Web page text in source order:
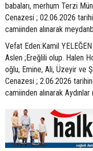
babaları, merhum Terzi
Cenazesi ; 02.06.2026
camiinden alınarak
Vefat Eden:Kamil YELEĞEN
Aslen ;Ereğlili olup. Halen
oğlu, Emine, Ali, Üzeyir ve
Cenazesi ; 2.06.2026
camiinden alınarak